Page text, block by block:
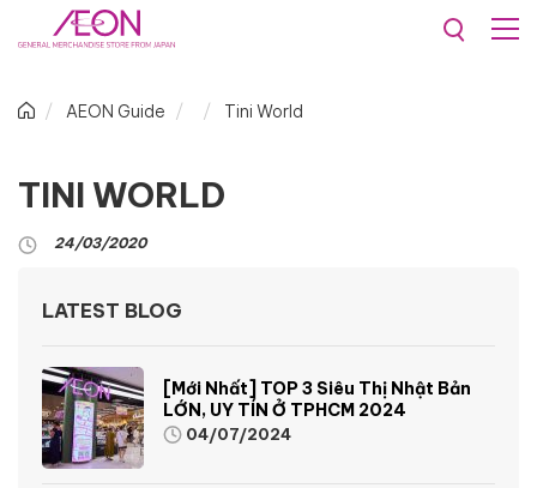
AEON Guide Tini World
TINI WORLD
24/03/2020
LATEST BLOG
[Mới Nhất] TOP 3 Siêu Thị Nhật Bản
LỚN, UY TÍN Ở TPHCM 2024
04/07/2024